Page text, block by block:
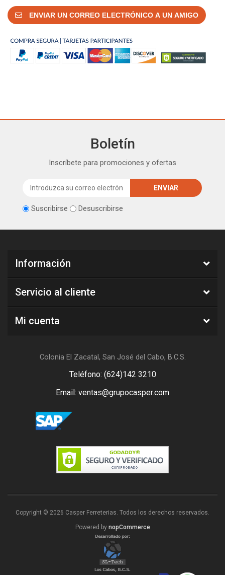
ENVIAR UN CORREO ELECTRÓNICO A UN AMIGO
Boletín
Inscríbete para promociones y ofertas
Suscribirse Desuscribirse
Información
Servicio al cliente
Mi cuenta
Colonia El Zacatal, San José del Cabo, B.C.S.
Teléfono: (624)142 3210
Email: ventas@grupocasper.com
Copyright © 2026 Casper Ferreterias. Todos los derechos reservados.
Powered by nopCommerce